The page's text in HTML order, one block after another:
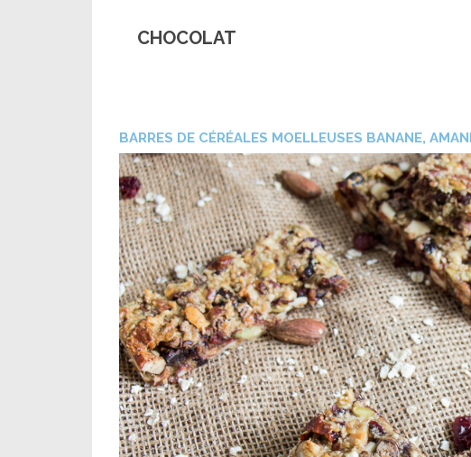
CHOCOLAT
BARRES DE CÉRÉALES MOELLEUSES BANANE,